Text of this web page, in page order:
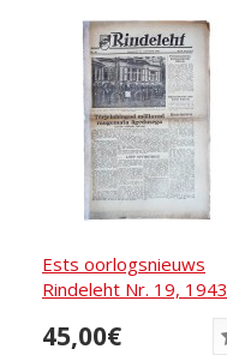
Ests oorlogsnieuws
Rindeleht Nr. 19, 1943
45,00€